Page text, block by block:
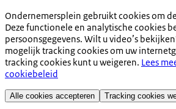
Ondernemersplein gebruikt cookies om
Deze functionele en analytische cookies
persoonsgegevens. Wilt u video’s
mogelijk tracking cookies om uw
tracking cookies kunt u weigeren. Lees
cookiebeleid
Alle cookies accepteren Tracking cookies